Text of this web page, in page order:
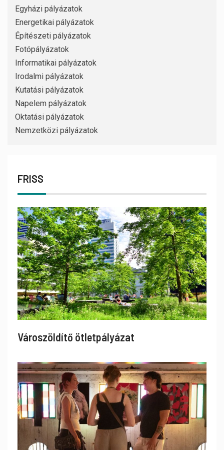
Egyházi pályázatok
Energetikai pályázatok
Építészeti pályázatok
Fotópályázatok
Informatikai pályázatok
Irodalmi pályázatok
Kutatási pályázatok
Napelem pályázatok
Oktatási pályázatok
Nemzetközi pályázatok
FRISS
Városzöldítő ötletpályázat